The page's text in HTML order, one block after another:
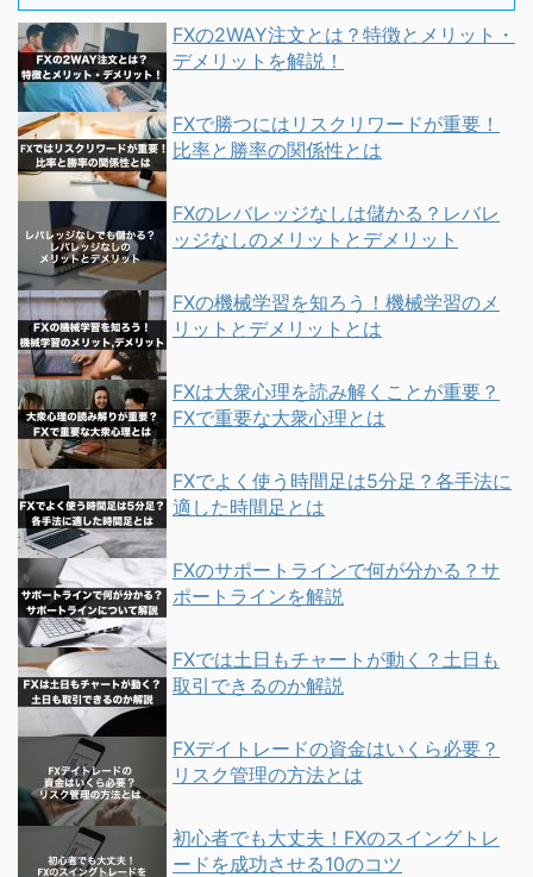
FXの2WAY注文とは？特徴とメリット・
デメリットを解説！
FXで勝つにはリスクリワードが重要！
比率と勝率の関係性とは
FXのレバレッジなしは儲かる？レバレ
ッジなしのメリットとデメリット
FXの機械学習を知ろう！機械学習のメ
リットとデメリットとは
FXは大衆心理を読み解くことが重要？
FXで重要な大衆心理とは
FXでよく使う時間足は5分足？各手法に
適した時間足とは
FXのサポートラインで何が分かる？サ
ポートラインを解説
FXでは土日もチャートが動く？土日も
取引できるのか解説
FXデイトレードの資金はいくら必要？
リスク管理の方法とは
初心者でも大丈夫！FXのスイングトレ
ードを成功させる10のコツ